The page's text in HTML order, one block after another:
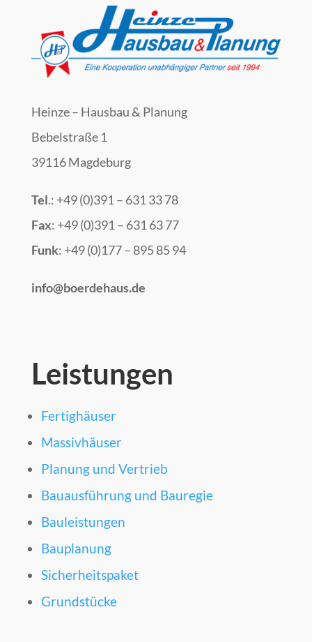
Heinze – Hausbau & Planung
Bebelstraße 1
39116 Magdeburg
Tel.: +49 (0)391 – 631 33 78
Fax: +49 (0)391 – 631 63 77
Funk: +49 (0)177 – 895 85 94
info@boerdehaus.de
Leistungen
Fertighäuser
Massivhäuser
Planung und Vertrieb
Bauausführung und Bauregie
Bauleistungen
Bauplanung
Sicherheitspaket
Grundstücke